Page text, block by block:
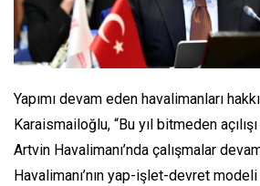
Yapımı devam eden havalimanları
Karaismailoğlu, “Bu yıl bitmeden
Artvin Havalimanı’nda çalışmalar
Havalimanı’nın yap-işlet-devret